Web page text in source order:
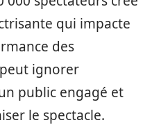
qui impacte
des
ignorer
public engagé et
le spectacle.